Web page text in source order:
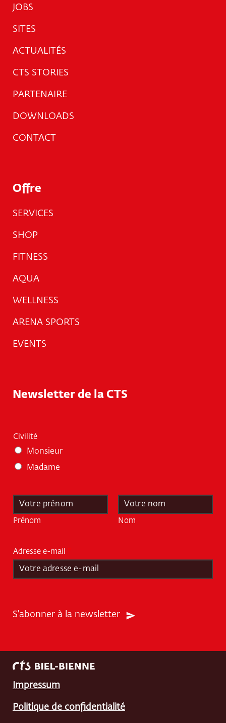
JOBS
SITES
ACTUALITÉS
CTS STORIES
PARTENAIRE
DOWNLOADS
CONTACT
Offre
SERVICES
SHOP
FITNESS
AQUA
WELLNESS
ARENA SPORTS
EVENTS
Newsletter de la CTS
Civilité
Monsieur
Madame
m
Prénom Nom
Adresse e-mail
S'abonner à la newsletter
Impressum
Politique de confidentialité